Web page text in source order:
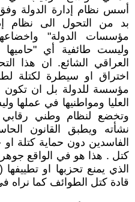
أسس نظام إدارة الدولة
بد من التحول الى نظام
مؤسسات الدولة"
وليست طائفية أي "حاميها
العراقي الشائع. ان هذا
اختراق او سيطرة لكتلة
مؤسسة للدولة بل ان تكون
العليا ومواطنيها في عملها
وتخضع لنظام وطني
نشأته ويطبق القانون
الفاسدين دون حماية كتلة
كتل . هذا هو في الواقع
الذي يمنع تحزبها او
قادة كتل الطوائف كما نراه